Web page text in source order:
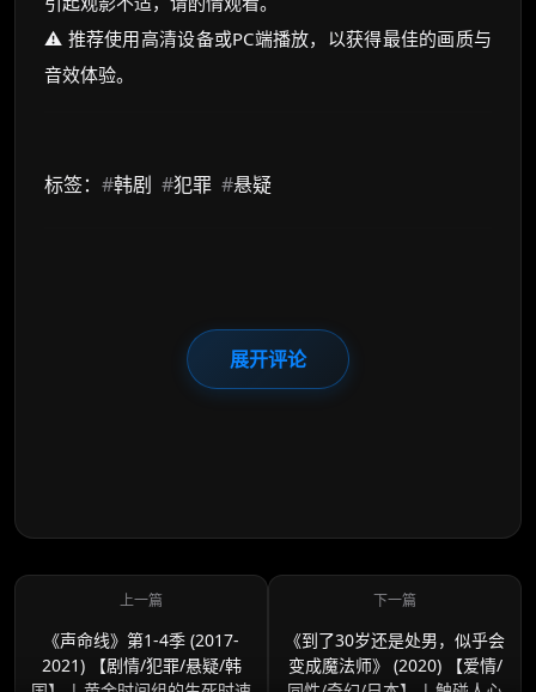
⚠️ 推荐使用高清设备或PC端播放，以获得最佳的画质与
音效体验。
标签： #韩剧 #犯罪 #悬疑
展开评论
《声命线》第1-4季 (2017-
2021) 【剧情/犯罪/悬疑/韩
《到了30岁还是处男，似乎会
变成魔法师》 (2020) 【爱情/